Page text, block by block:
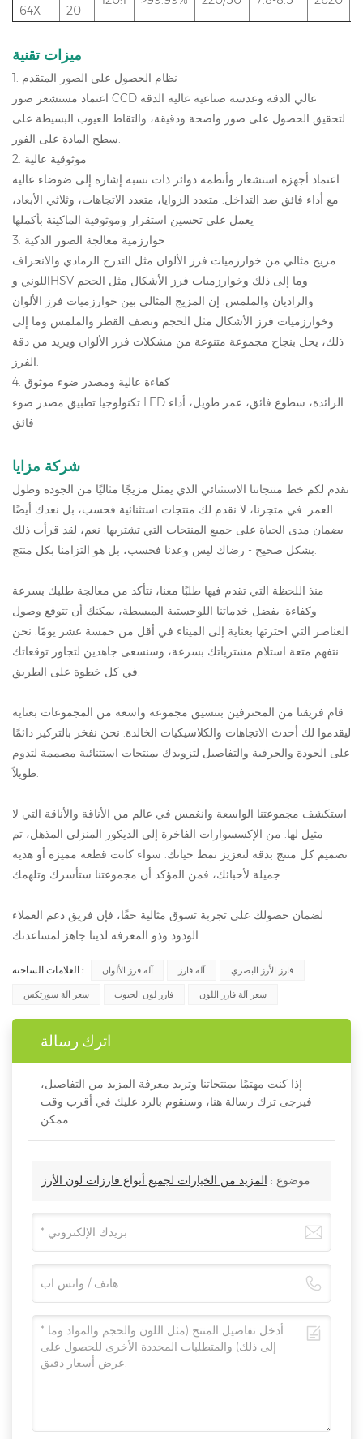
64X 20
ميزات تقنية
1. نظام الحصول على الصور المتقدم
اعتماد مستشعر صور CCD عالي الدقة وعدسة صناعية عالية الدقة
لتحقيق الحصول على صور واضحة ودقيقة، والتقاط العيوب البسيطة على
سطح المادة على الفور.
2. موثوقية عالية
اعتماد أجهزة استشعار وأنظمة دوائر ذات نسبة إشارة إلى ضوضاء عالية
مع أداء فائق ضد التداخل. متعدد الزوايا، متعدد الاتجاهات، وثلاثي الأبعاد،
يعمل على تحسين استقرار وموثوقية الماكينة بأكملها
3. خوارزمية معالجة الصور الذكية
مزيج مثالي من خوارزميات فرز الألوان مثل التدرج الرمادي والانحراف
اللوني وHSV وما إلى ذلك وخوارزميات فرز الأشكال مثل الحجم
والراديان والملمس. إن المزيج المثالي بين خوارزميات فرز الألوان
وخوارزميات فرز الأشكال مثل الحجم ونصف القطر والملمس وما إلى
ذلك، يحل بنجاح مجموعة متنوعة من مشكلات فرز الألوان ويزيد من دقة
الفرز.
4. كفاءة عالية ومصدر ضوء موثوق
تكنولوجيا تطبيق مصدر ضوء LED الرائدة، سطوع فائق، عمر طويل، أداء
فائق
شركة مزايا
نقدم لكم خط منتجاتنا الاستثنائي الذي يمثل مزيجًا مثاليًا من الجودة وطول
العمر. في متجرنا، لا نقدم لك منتجات استثنائية فحسب، بل نعدك أيضًا
بضمان مدى الحياة على جميع المنتجات التي تشتريها. نعم، لقد قرأت ذلك
بشكل صحيح - رضاك ليس وعدنا فحسب، بل هو التزامنا بكل منتج.
منذ اللحظة التي تقدم فيها طلبًا معنا، نتأكد من معالجة طلبك بسرعة
وكفاءة. بفضل خدماتنا اللوجستية المبسطة، يمكنك أن تتوقع وصول
العناصر التي اخترتها بعناية إلى الميناء في أقل من خمسة عشر يومًا. نحن
نتفهم متعة استلام مشترياتك بسرعة، وسنسعى جاهدين لتجاوز توقعاتك
في كل خطوة على الطريق.
قام فريقنا من المحترفين بتنسيق مجموعة واسعة من المجموعات بعناية
ليقدموا لك أحدث الاتجاهات والكلاسيكيات الخالدة. نحن نفخر بالتركيز دائمًا
على الجودة والحرفية والتفاصيل لتزويدك بمنتجات استثنائية مصممة لتدوم
طويلاً.
استكشف مجموعتنا الواسعة وانغمس في عالم من الأناقة والأناقة التي لا
مثيل لها. من الإكسسوارات الفاخرة إلى الديكور المنزلي المذهل، تم
تصميم كل منتج بدقة لتعزيز نمط حياتك. سواء كانت قطعة مميزة أو هدية
جميلة لأحبائك، فمن المؤكد أن مجموعتنا ستأسرك وتلهمك.
لضمان حصولك على تجربة تسوق مثالية حقًا، فإن فريق دعم العملاء
الودود وذو المعرفة لدينا جاهز لمساعدتك.
العلامات الساخنة : آلة فرز الألوان آلة فارز فارز الأرز البصري
سعر آلة سورتكس فارز لون الحبوب سعر آلة فارز اللون
اترك رسالة
إذا كنت مهتمًا بمنتجاتنا وتريد معرفة المزيد من التفاصيل،
فيرجى ترك رسالة هنا، وسنقوم بالرد عليك في أقرب وقت
ممكن.
موضوع : المزيد من الخيارات لجميع أنواع فارزات لون الأرز